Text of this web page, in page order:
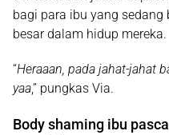
bagi para ibu yang
besar dalam hidup mereka.
“Heraaan, pada jahat-jahat
yaa,” pungkas Via.
Body shaming ibu